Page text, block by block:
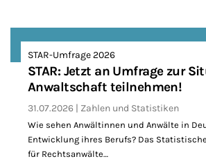
STAR-Umfrage 2026
STAR: Jetzt an Umfrage zur
Anwaltschaft teilnehmen!
31.07.2026 Zahlen und Statistiken
Wie sehen Anwältinnen und Anwälte in
Entwicklung ihres Berufs? Das
für Rechtsanwälte…